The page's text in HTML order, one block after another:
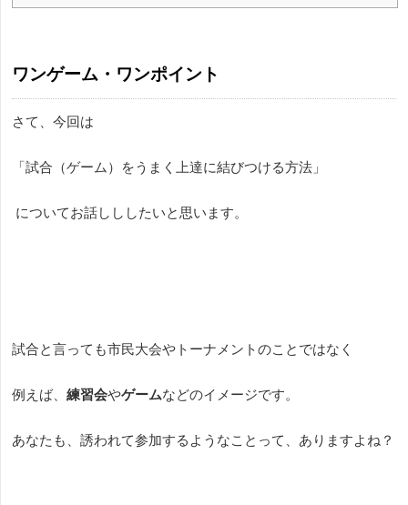
ワンゲーム・ワンポイント
さて、今回は
「試合（ゲーム）をうまく上達に結びつける方法」
についてお話しししたいと思います。
試合と言っても市民大会やトーナメントのことではなく
例えば、 練習会やゲームなどのイメージです。
あなたも、誘われて参加するようなことって、ありますよね？